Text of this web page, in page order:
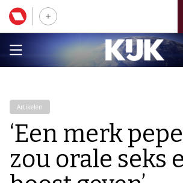
Artikelen
‘Een merk
zou orale seks